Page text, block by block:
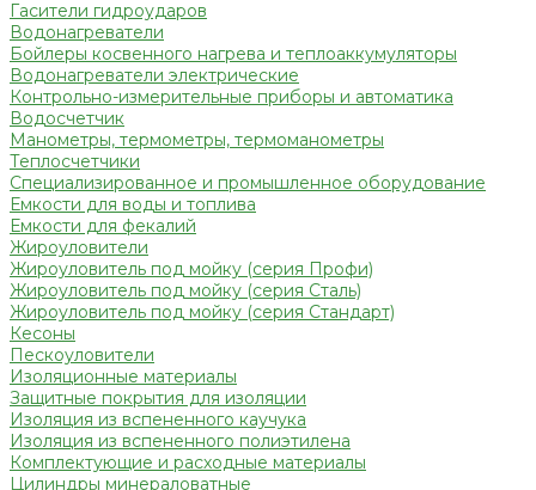
Гасители гидроударов
Водонагреватели
Бойлеры косвенного нагрева и теплоаккумуляторы
Водонагреватели электрические
Контрольно-измерительные приборы и автоматика
Водосчетчик
Манометры, термометры, термоманометры
Теплосчетчики
Специализированное и промышленное оборудование
Емкости для воды и топлива
Емкости для фекалий
Жироуловители
Жироуловитель под мойку (серия Профи)
Жироуловитель под мойку (серия Сталь)
Жироуловитель под мойку (серия Стандарт)
Кесоны
Пескоуловители
Изоляционные материалы
Защитные покрытия для изоляции
Изоляция из вспененного каучука
Изоляция из вспененного полиэтилена
Комплектующие и расходные материалы
Цилиндры минераловатные